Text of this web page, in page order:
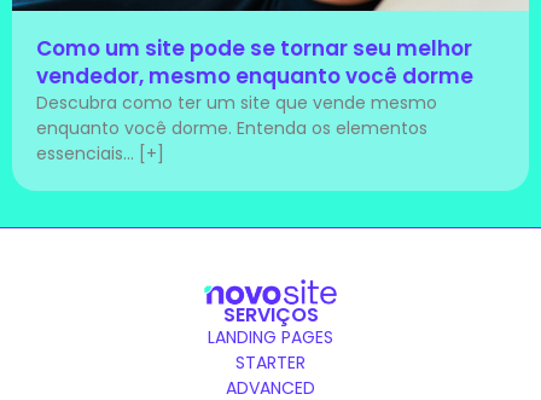
Como um site pode se tornar seu melhor
vendedor, mesmo enquanto você dorme
Descubra como ter um site que vende mesmo
enquanto você dorme. Entenda os elementos
essenciais... [+]
SERVIÇOS
LANDING PAGES
STARTER
ADVANCED